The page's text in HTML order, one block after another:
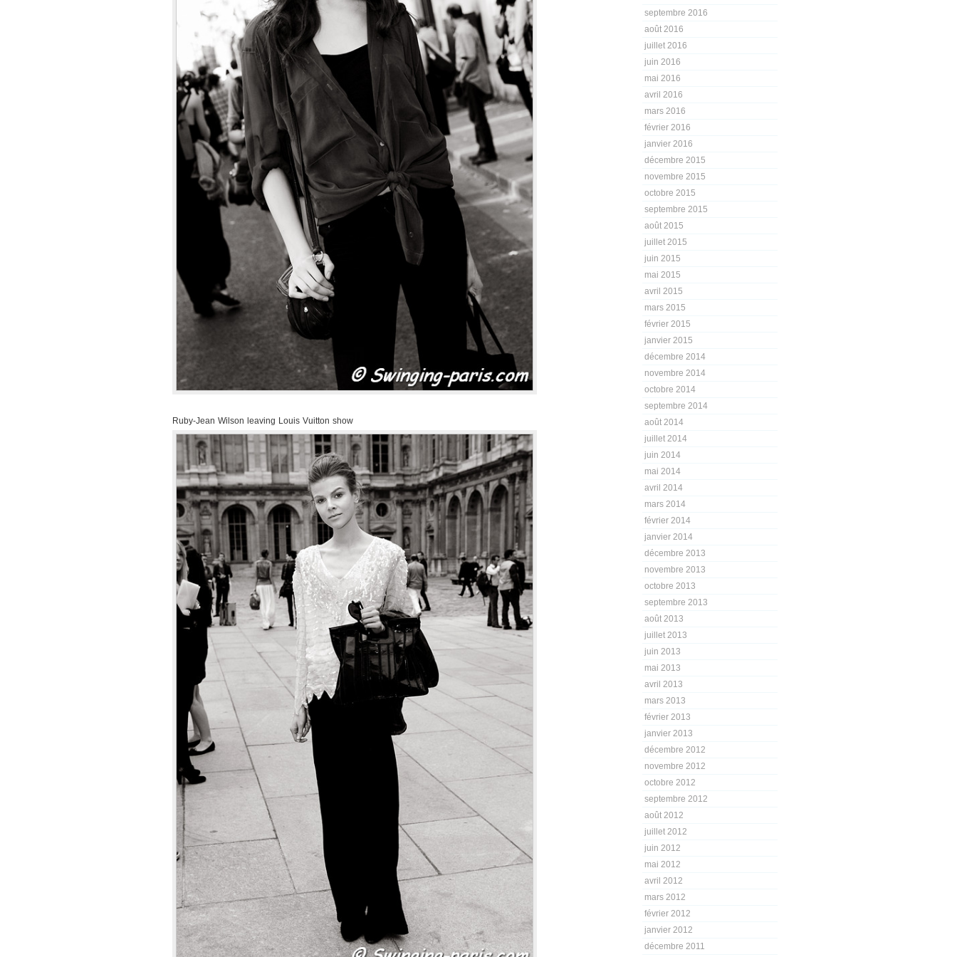
septembre 2016
août 2016
juillet 2016
juin 2016
mai 2016
avril 2016
mars 2016
février 2016
janvier 2016
décembre 2015
novembre 2015
octobre 2015
septembre 2015
août 2015
juillet 2015
juin 2015
mai 2015
avril 2015
mars 2015
février 2015
janvier 2015
décembre 2014
novembre 2014
octobre 2014
septembre 2014
août 2014
juillet 2014
juin 2014
mai 2014
avril 2014
mars 2014
février 2014
janvier 2014
décembre 2013
novembre 2013
octobre 2013
septembre 2013
août 2013
juillet 2013
juin 2013
mai 2013
avril 2013
mars 2013
février 2013
janvier 2013
décembre 2012
novembre 2012
octobre 2012
septembre 2012
août 2012
juillet 2012
juin 2012
mai 2012
avril 2012
mars 2012
février 2012
janvier 2012
décembre 2011
Ruby-Jean Wilson leaving Louis Vuitton show